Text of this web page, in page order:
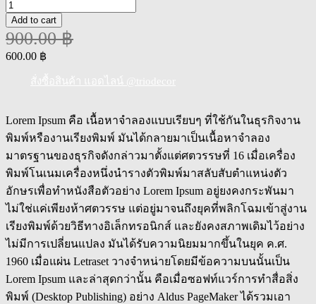
ORNAMENT
ASTROLOGY
STAND
เครื่อง
ประดับ
แห่ง
ดวงดาว
Add to cart
900.00฿
Original
600.00 ฿
Lorem Ipsum คือ เนื้อหาจำลองแบบเรียบๆ ที่ใช้กันในธุรกิจงาน
พิมพ์หรืองานเรียงพิมพ์ มันได้กลายมาเป็นเนื้อหาจำลอง
มาตรฐานของธุรกิจดังกล่าวมาตั้งแต่ศตวรรษที่ 16 เมื่อเครื่อง
พิมพ์โนเนมเครื่องหนึ่งนำรางตัวพิมพ์มาสลับสับตำแหน่งตัว
อักษรเพื่อทำหนังสือตัวอย่าง Lorem Ipsum อยู่ยงคงกระพันมา
ไม่ใช่แค่เพียงห้าศตวรรษ แต่อยู่มาจนถึงยุคที่พลิกโฉมเข้าสู่งาน
เรียงพิมพ์ด้วยวิธีทางอิเล็กทรอนิกส์ และยังคงสภาพเดิมไว้อย่าง
ไม่มีการเปลี่ยนแปลง มันได้รับความนิยมมากขึ้นในยุค ค.ศ.
1960 เมื่อแผ่น Letraset วางจำหน่ายโดยมีข้อความบนนั้นเป็น
Lorem Ipsum และล่าสุดกว่านั้น คือเมื่อซอฟท์แวร์การทำสื่อสิ่ง
พิมพ์ (Desktop Publishing) อย่าง Aldus PageMaker ได้รวมเอา